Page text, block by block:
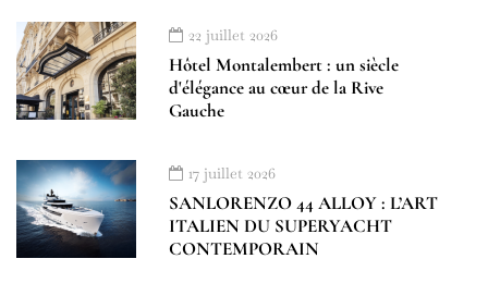
22 juillet 2026
Hôtel Montalembert : un siècle
d'élégance au cœur de la Rive
Gauche
17 juillet 2026
SANLORENZO 44 ALLOY : L’ART
ITALIEN DU SUPERYACHT
CONTEMPORAIN